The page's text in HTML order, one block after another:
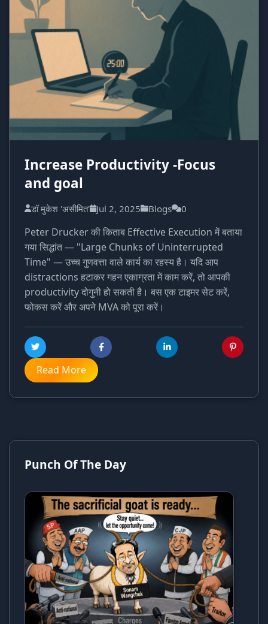
Increase Productivity -Focus
and goal
डॉ मुकेश 'असीमित' Jul 2, 2025 Blogs 0
Peter Drucker की किताब Effective Execution में बताया
गया सिद्धांत — "Large Chunks of Uninterrupted
Time" — उच्च गुणवत्ता वाले कार्य का रहस्य है। यदि आप
distractions हटाकर गहन एकाग्रता में काम करें, तो आपकी
productivity दोगुनी हो सकती है। बस एक टाइमर सेट करें,
फोकस करें और अपने MVA को पूरा करें।
Read More
Punch Of The Day